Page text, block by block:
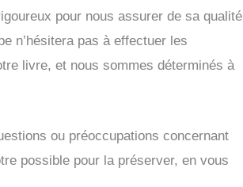
pour nous assurer de sa qualité
n’hésitera pas à effectuer les
livre, et nous sommes déterminés à
ou préoccupations concernant
possible pour la préserver, en vous